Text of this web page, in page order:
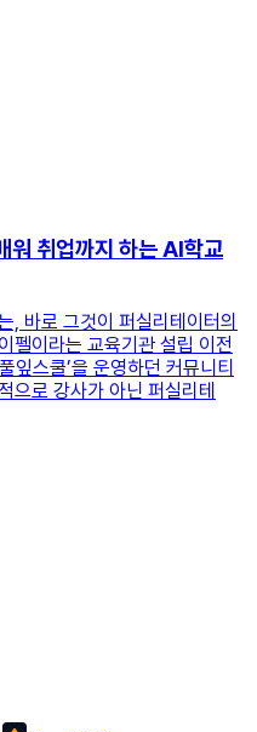
워 취업까지 하는 AI학교
, 바로 그것이 퍼실리테이터의
펠이라는 교육기관 설립 이전
잎스쿨’을 운영하던 커뮤니티
으로 강사가 아닌 퍼실리테